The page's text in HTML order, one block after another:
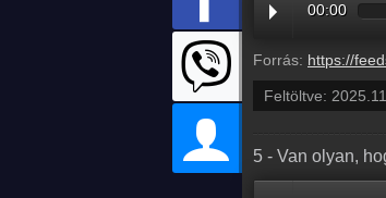
00:00
Forrás: https://feeds.soundcloud.com/
Feltöltve:
5 - Van olyan,